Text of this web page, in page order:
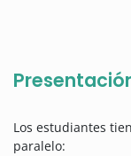
Los estudiantes
paralelo: